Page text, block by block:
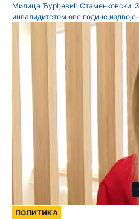
Милица Ђурђевић Стаменковски:
инвалидитетом ове године
ПОЛИТИКА